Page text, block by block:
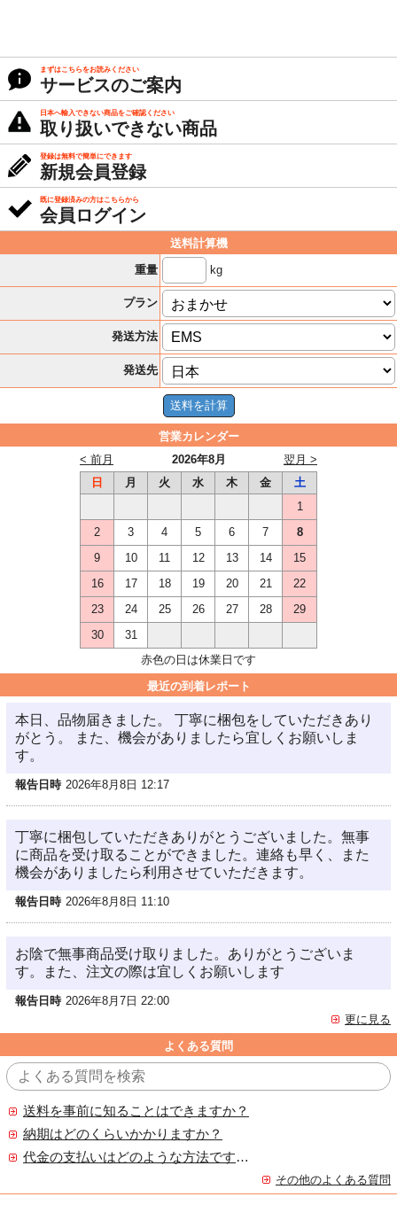
まずはこちらをお読みください
サービスのご案内
日本へ輸入できない商品をご確認ください
取り扱いできない商品
登録は無料で簡単にできます
新規会員登録
既に登録済みの方はこちらから
会員ログイン
送料計算機
重量
kg
プラン
発送方法
発送先
営業カレンダー
2026年8月
< 前月
翌月 >
日
月 火 水 木 金
土
1
2
3 4 5 6 7
8
9
10 11 12 13 14
15
16
17 18 19 20 21
22
23
24 25 26 27 28
29
30
31
赤色の日は休業日です
最近の到着レポート
本日、品物届きました。 丁寧に梱包をしていただきあり
がとう。 また、機会がありましたら宜しくお願いしま
す。
報告日時 2026年8月8日 12:17
丁寧に梱包していただきありがとうございました。無事
に商品を受け取ることができました。連絡も早く、また
機会がありましたら利用させていただきます。
報告日時 2026年8月8日 11:10
お陰で無事商品受け取りました。ありがとうございま
す。また、注文の際は宜しくお願いします
報告日時 2026年8月7日 22:00
更に見る
よくある質問
送料を事前に知ることはできますか？
納期はどのくらいかかりますか？
代金の支払いはどのような方法ですか？
その他のよくある質問